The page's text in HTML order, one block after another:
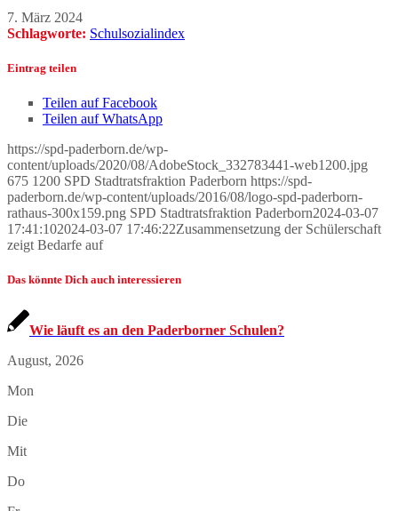
7. März 2024
Schlagworte: Schulsozialindex
Eintrag teilen
Teilen auf Facebook
Teilen auf WhatsApp
https://spd-paderborn.de/wp-
content/uploads/2020/08/AdobeStock_332783441-web1200.jpg
675 1200 SPD Stadtratsfraktion Paderborn https://spd-
paderborn.de/wp-content/uploads/2016/08/logo-spd-paderborn-
rathaus-300x159.png SPD Stadtratsfraktion Paderborn2024-03-07
17:41:102024-03-07 17:46:22Zusammensetzung der Schülerschaft
zeigt Bedarfe auf
Das könnte Dich auch interessieren
Wie läuft es an den Paderborner Schulen?
August, 2026
Mon
Die
Mit
Do